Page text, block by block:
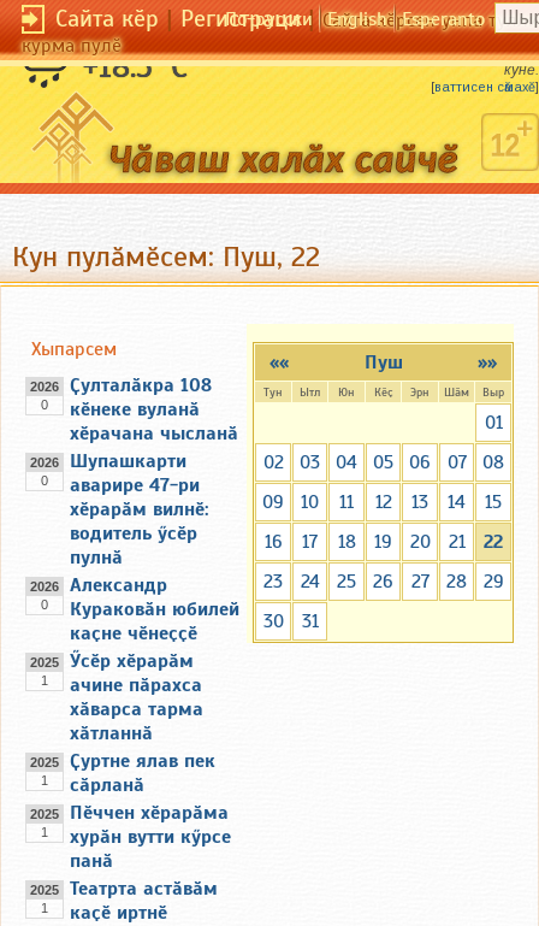
Сайта кӗр|Регистраци|Сайта кӗрсен унпа
курма пулӗ
По-русски English Esperanto
+18.5 °C
Ӑшӑ сӑмах — ҫу кунӗ, сивӗ сӑмах — хӗл
кунӗ.
[ваттисен сӑмахӗ]
Кун пулӑмӗсем: Пуш, 22
»»
«« Пуш
Тун Ытл Юн Кӗҫ Эрн Шӑм Выр
01
02
03 04 05 06 07
08
09
10 11 12 13 14
15
16
17 18 19 20 21
22
23
24 25 26 27 28
29
30
31
Хыпарсем
2026
0
Ҫулталӑкра 108
кӗнеке вуланӑ
хӗрачана чысланӑ
2026
0
Шупашкарти
аварире 47-ри
хӗрарӑм вилнӗ:
водитель ӳсӗр
пулнӑ
2026
0
Александр
Кураковӑн юбилей
каҫне чӗнеҫҫӗ
2025
1
Ӳсӗр хӗрарӑм
ачине пӑрахса
хӑварса тарма
хӑтланнӑ
2025
1
Ҫуртне ялав пек
сӑрланӑ
2025
1
Пӗччен хӗрарӑма
хурӑн вутти кӳрсе
панӑ
2025
1
Театрта астӑвӑм
каҫӗ иртнӗ